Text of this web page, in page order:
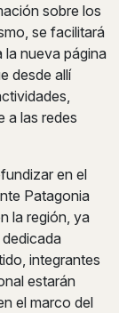
sobre los
se facilitará
la nueva página
desde allí
a las redes
en el
Patagonia
la región, ya
integrantes
estarán
el marco del